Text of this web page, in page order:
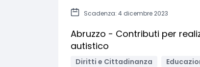
Scadenza: 4 dicembre 2023
Abruzzo - Contributi per
autistico
Diritti e Cittadinanza